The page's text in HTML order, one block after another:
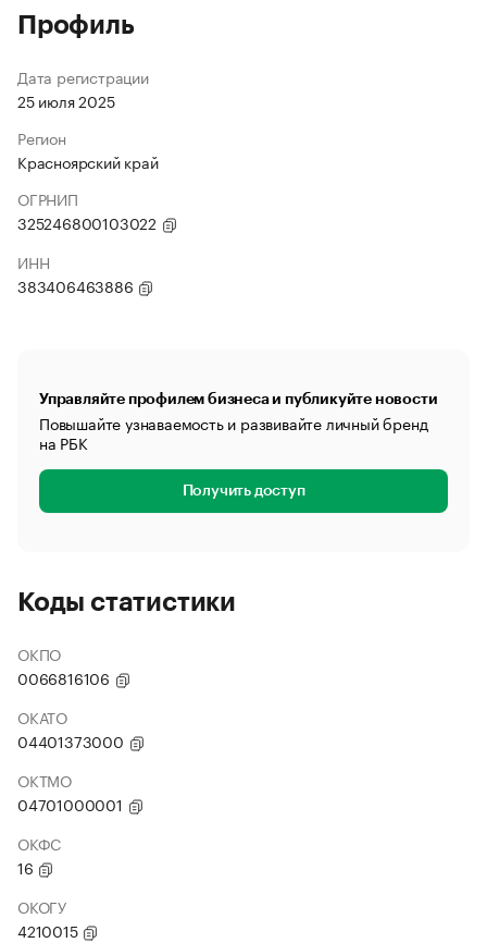
Профиль
Дата регистрации
25 июля 2025
Регион
Красноярский край
ОГРНИП
325246800103022
ИНН
383406463886
Управляйте профилем бизнеса и публикуйте новости
Повышайте узнаваемость и развивайте личный бренд
на РБК
Получить доступ
Коды статистики
ОКПО
0066816106
ОКАТО
04401373000
ОКТМО
04701000001
ОКФС
16
ОКОГУ
4210015